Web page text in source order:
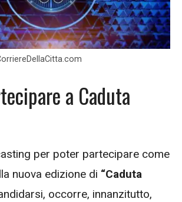
a Caduta
per poter partecipare come
nuova edizione di “Caduta
occorre, innanzitutto,